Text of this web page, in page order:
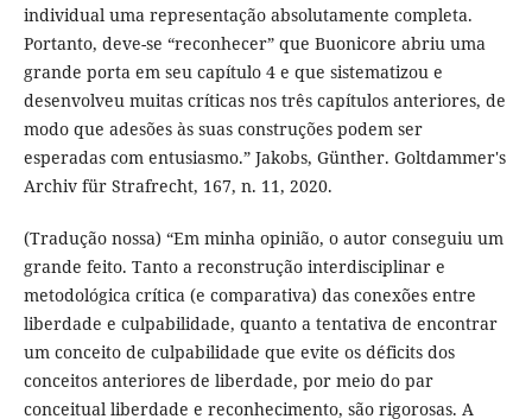
individual uma representação absolutamente completa.
Portanto, deve-se “reconhecer” que Buonicore abriu uma
grande porta em seu capítulo 4 e que sistematizou e
desenvolveu muitas críticas nos três capítulos anteriores, de
modo que adesões às suas construções podem ser
esperadas com entusiasmo.” Jakobs, Günther. Goltdammer's
Archiv für Strafrecht, 167, n. 11, 2020.
(Tradução nossa) “Em minha opinião, o autor conseguiu um
grande feito. Tanto a reconstrução interdisciplinar e
metodológica crítica (e comparativa) das conexões entre
liberdade e culpabilidade, quanto a tentativa de encontrar
um conceito de culpabilidade que evite os déficits dos
conceitos anteriores de liberdade, por meio do par
conceitual liberdade e reconhecimento, são rigorosas. A